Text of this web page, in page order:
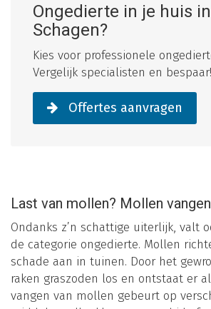
Ongedierte in je huis in
Schagen?
Kies voor professionele
Vergelijk specialisten en bespaar!
Offertes aanvragen
Last van mollen? Mollen vangen
Ondanks z’n schattige uiterlijk, valt
de categorie ongedierte. Mollen
schade aan in tuinen. Door het
raken graszoden los en ontstaat er
vangen van mollen gebeurt op